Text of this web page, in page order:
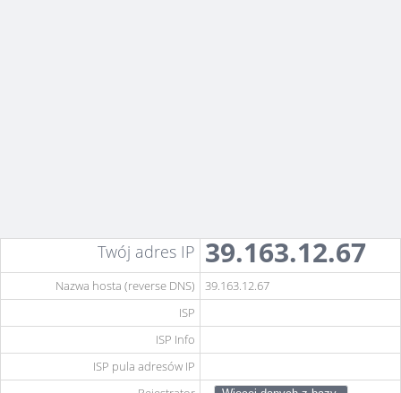
Twój adres IP 39.163.12.67
Nazwa hosta (reverse DNS)
39.163.12.67
ISP
ISP Info
ISP pula adresów IP